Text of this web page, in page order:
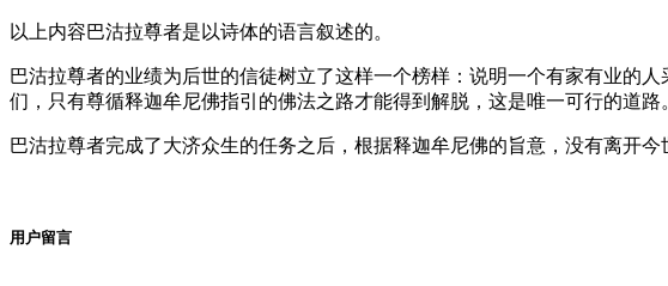
以上内容巴沽拉尊者是以诗体的语言叙述的。
巴沽拉尊者的业绩为后世的信徒树立了这样一个榜样：说明一个有家有业的
们，只有尊循释迦牟尼佛指引的佛法之路才能得到解脱，这是唯一可行的
巴沽拉尊者完成了大济众生的任务之后，根据释迦牟尼佛的旨意，没有离开
用户留言